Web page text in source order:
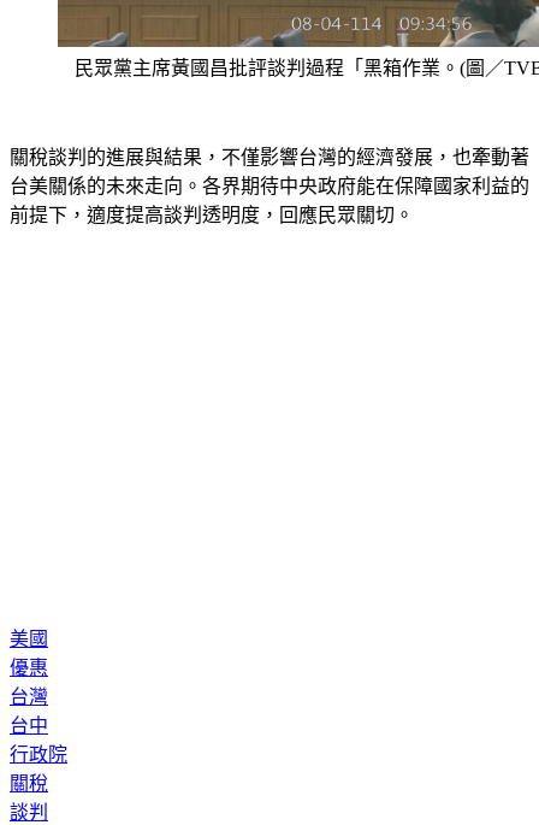
民眾黨主席黃國昌批評談判過程「黑箱作業。(圖／
關稅談判的進展與結果，不僅影響台灣的經濟發展，也牽動著
台美關係的未來走向。各界期待中央政府能在保障國家利益的
前提下，適度提高談判透明度，回應民眾關切。
美國
優惠
台灣
台中
行政院
關稅
談判